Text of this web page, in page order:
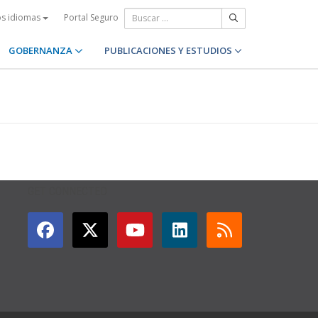
idiomas Portal Seguro
GOBERNANZA PUBLICACIONES Y ESTUDIOS